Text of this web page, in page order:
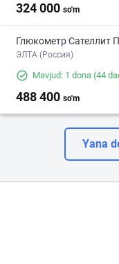
324 000 so'm
Глюкометр Сателлит
ЭЛТА (Россия)
Mavjud: 1 dona (44
488 400 so'm
Yana